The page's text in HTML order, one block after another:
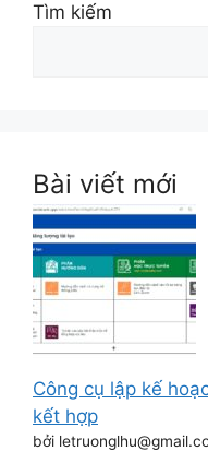
Tìm kiếm
Bài viết mới
Công cụ lập kế
kết hợp
bởi